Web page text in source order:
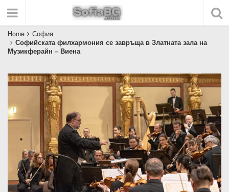
Home
София
Софийската филхармония се завръща в Златната зала на
Музикферайн – Виена